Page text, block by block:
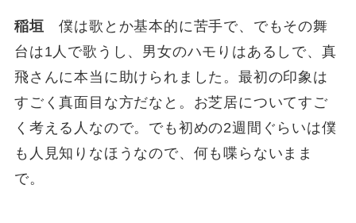
稲垣 僕は歌とか基本的に苦手で、でもその舞
台は1人で歌うし、男女のハモりはあるしで、真
飛さんに本当に助けられました。最初の印象は
すごく真面目な方だなと。お芝居についてすご
く考える人なので。でも初めの2週間ぐらいは僕
も人見知りなほうなので、何も喋らないまま
で。